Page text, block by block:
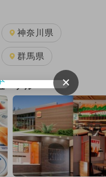
夏休み
日帰り
神奈川県
群馬県
ーアル ×